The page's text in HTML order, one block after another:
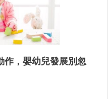
作，嬰幼兒發展別忽